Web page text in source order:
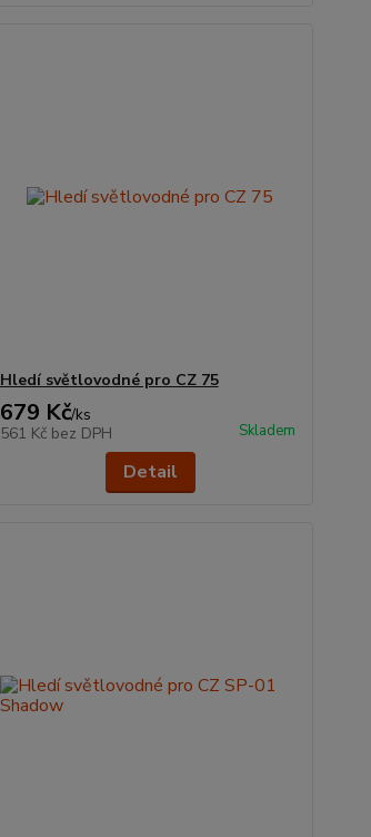
Hledí světlovodné pro CZ 75
679 Kč/ks
561 Kč bez DPH Skladem
Detail